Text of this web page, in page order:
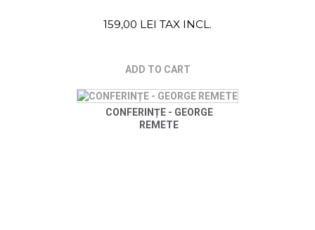
159,00 LEI TAX INCL.
ADD TO CART
CONFERINȚE - GEORGE
REMETE